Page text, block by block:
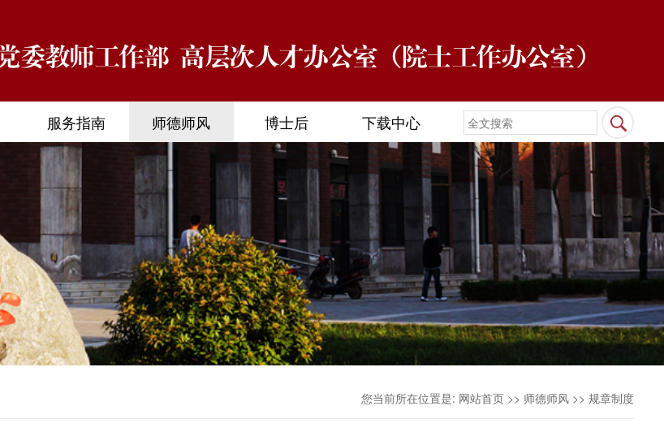
服务指南 师德师风 博士后 下载中心
您当前所在位置是: 网站首页 >> 师德师风 >> 规章制度